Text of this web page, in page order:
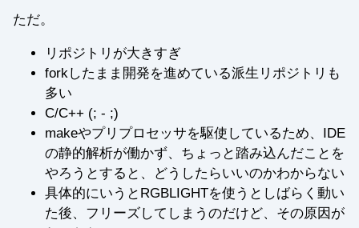
ただ。
リポジトリが大きすぎ
forkしたまま開発を進めている派生リポジトリも
多い
C/C++ (; - ;)
makeやプリプロセッサを駆使しているため、IDE
の静的解析が働かず、ちょっと踏み込んだことを
やろうとすると、どうしたらいいのかわからない
具体的にいうとRGBLIGHTを使うとしばらく動い
た後、フリーズしてしまうのだけど、その原因が